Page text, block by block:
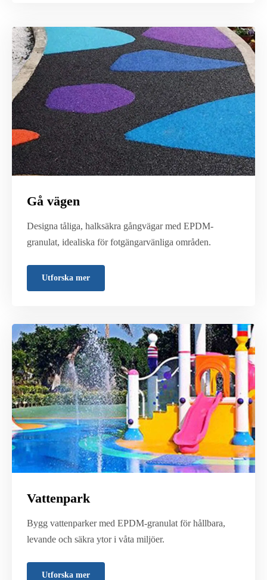
Gå vägen
Designa tåliga, halksäkra gångvägar med EPDM-
granulat, idealiska för fotgängarvänliga områden.
Utforska mer
Vattenpark
Bygg vattenparker med EPDM-granulat för hållbara,
levande och säkra ytor i våta miljöer.
Utforska mer